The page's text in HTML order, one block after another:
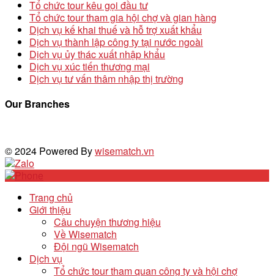
Tổ chức tour kêu gọi đầu tư
Tổ chức tour tham gia hội chợ và gian hàng
Dịch vụ kế khai thuế và hỗ trợ xuất khẩu
Dịch vụ thành lập công ty tại nước ngoài
Dịch vụ ủy thác xuất nhập khẩu
Dịch vụ xúc tiến thương mại
Dịch vụ tư vấn thâm nhập thị trường
Our Branches
© 2024 Powered Bywisematch.vn
Trang chủ
Giới thiệu
Câu chuyện thương hiệu
Về Wisematch
Đội ngũ Wisematch
Dịch vụ
Tổ chức tour tham quan công ty và hội chợ